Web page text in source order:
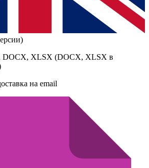
DOCX, XLSX (DOCX, XLSX в
на email